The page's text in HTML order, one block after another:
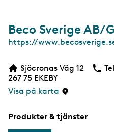
Beco Sverige AB/
W
https://
Sjöcronas Väg 12
267 75 EKEBY
Visa på karta
Produkter & tjänster